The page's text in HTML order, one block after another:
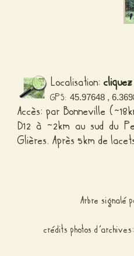
Localisation:
GPS: 45.97648 ,
Accès: par Bonneville
D12 à ~2km au sud du
Glières. Après 5km de
Arbre signalé
crédits photos d’archives: